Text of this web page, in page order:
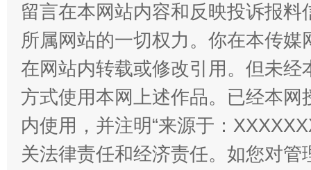
阿坝州三大球赛在茂县开幕 规模
留言在本网站内容和反映投诉报
所属网站的一切权力。你在本传
在网站内转载或修改引用。但未
方式使用本网上述作品。已经本
内使用，并注明“来源于：
关法律责任和经济责任。如您对